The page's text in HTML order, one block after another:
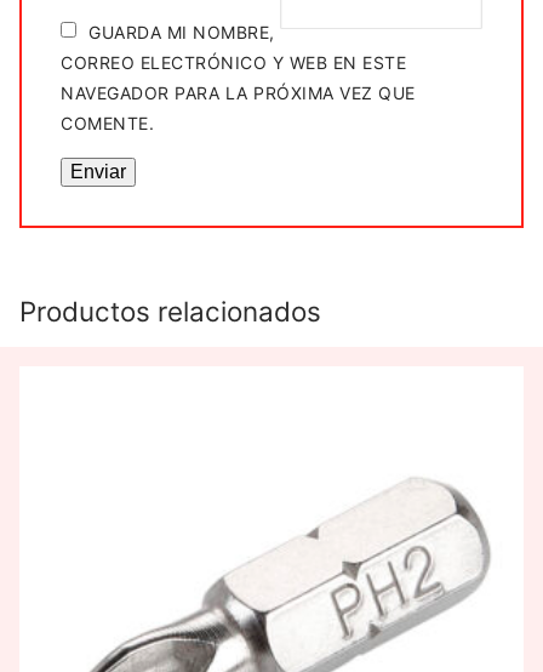
GUARDA MI NOMBRE,
CORREO ELECTRÓNICO Y WEB EN ESTE
NAVEGADOR PARA LA PRÓXIMA VEZ QUE
COMENTE.
Productos relacionados